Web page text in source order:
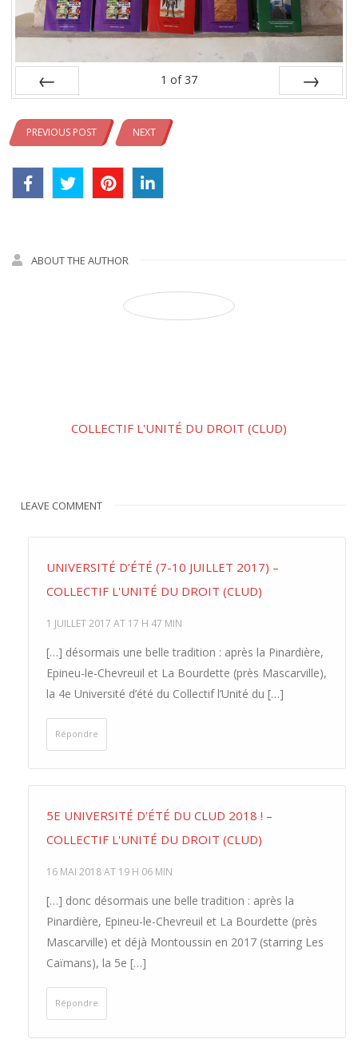
1 of 37
PREVIOUS POST NEXT
ABOUT THE AUTHOR
COLLECTIF L'UNITÉ DU DROIT (CLUD)
LEAVE COMMENT
UNIVERSITÉ D’ÉTÉ (7-10 JUILLET 2017) –
COLLECTIF L'UNITÉ DU DROIT (CLUD)
1 JUILLET 2017 AT 17 H 47 MIN
[…] désormais une belle tradition : après la Pinardière,
Epineu-le-Chevreuil et La Bourdette (près Mascarville),
la 4e Université d’été du Collectif l’Unité du […]
Répondre
5E UNIVERSITÉ D’ÉTÉ DU CLUD 2018 ! –
COLLECTIF L'UNITÉ DU DROIT (CLUD)
16 MAI 2018 AT 19 H 06 MIN
[…] donc désormais une belle tradition : après la
Pinardière, Epineu-le-Chevreuil et La Bourdette (près
Mascarville) et déjà Montoussin en 2017 (starring Les
Caïmans), la 5e […]
Répondre